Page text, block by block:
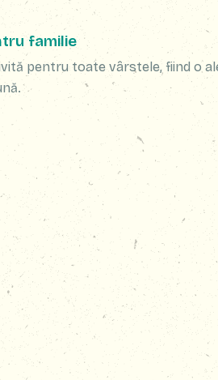
familie
pentru toate vârstele, fiind o